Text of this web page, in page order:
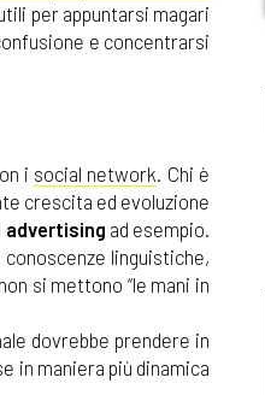
per appuntarsi magari
e concentrarsi
i social network. Chi è
crescita ed evoluzione
advertising ad esempio.
linguistiche,
si mettono “le mani in
dovrebbe prendere in
in maniera più dinamica